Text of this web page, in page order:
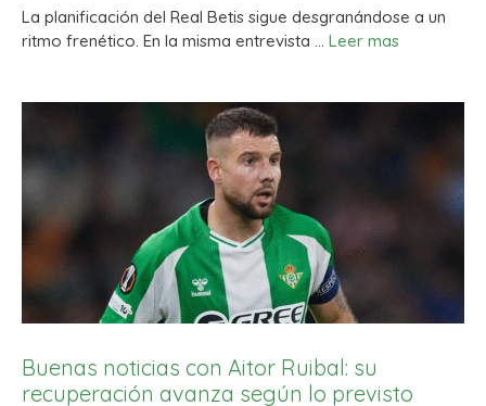
La planificación del Real Betis sigue desgranándose a un
ritmo frenético. En la misma entrevista … Leer mas
Buenas noticias con Aitor Ruibal: su
recuperación avanza según lo previsto